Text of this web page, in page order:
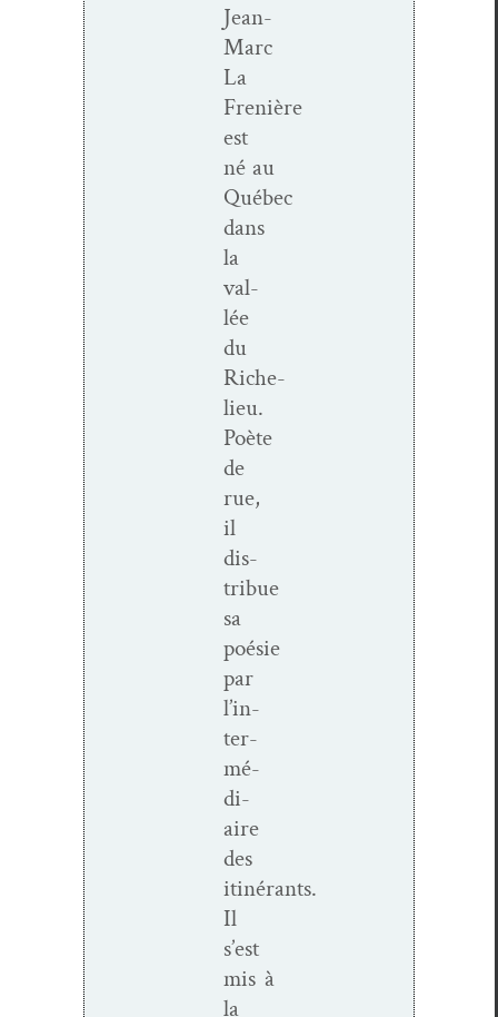
Jean-
Marc
La
Frenière
est
né au
Québec
dans
la
val­
lée
du
Riche­
lieu.
Poète
de
rue,
il
dis­
tribue
sa
poésie
par
l’in­
ter­
mé­
di­
aire
des
itinérants.
Il
s’est
mis à
la